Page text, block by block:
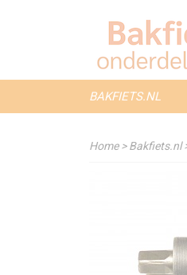
BAKFIETS.NL
Home>Bakfiets.nl